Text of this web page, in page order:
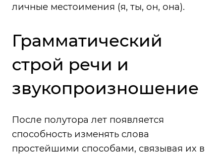
личные местоимения (я, ты, он, она).
Грамматический
строй речи и
звукопроизношение
После полутора лет появляется
способность изменять слова
простейшими способами, связывая их в